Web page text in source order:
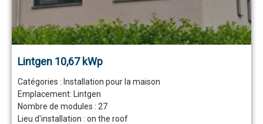
Lintgen 10,67 kWp
Catégories : Installation pour la maison
Emplacement: Lintgen
Nombre de modules : 27
Lieu d'installation : on the roof